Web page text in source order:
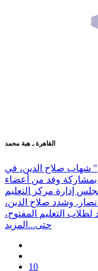
القاهرة ـ هبة محمد
شهاب صلاح الدين، في
بمشاركة وفد من أعضاء
إدارة مركز التعليم
نصار. وشدد صلاح الدين،
لطلاب التعليم المفتوح،
حتى... المزيد
10